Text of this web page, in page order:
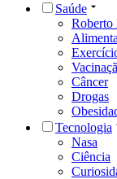
Saúde
Roberto
Câncer
Drogas
Tecnologia
Nasa
Ciência